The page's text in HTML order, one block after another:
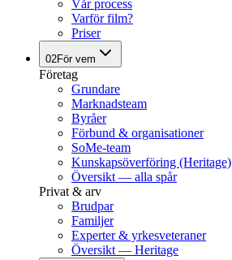
Vår process
Varför film?
Priser
02För vem
Företag
Grundare
Marknadsteam
Byråer
Förbund & organisationer
SoMe-team
Kunskapsöverföring (Heritage)
Översikt — alla spår
Privat & arv
Brudpar
Familjer
Experter & yrkesveteraner
Översikt — Heritage